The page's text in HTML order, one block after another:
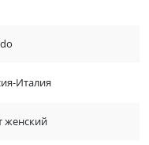
Италия
женский